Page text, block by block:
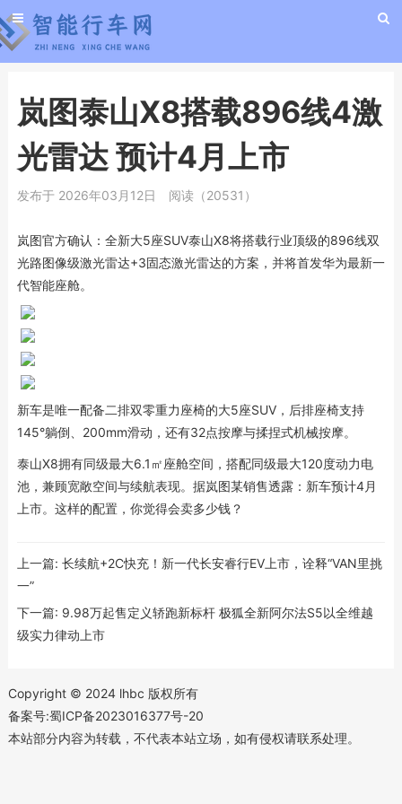
岚图泰山X8搭载896线4激
光雷达 预计4月上市
发布于 2026年03月12日 阅读（20531）
岚图官方确认：全新大5座SUV泰山X8将搭载行业顶级的896线双
光路图像级激光雷达+3固态激光雷达的方案，并将首发华为最新一
代智能座舱。
新车是唯一配备二排双零重力座椅的大5座SUV，后排座椅支持
145°躺倒、200mm滑动，还有32点按摩与揉捏式机械按摩。
泰山X8拥有同级最大6.1㎡座舱空间，搭配同级最大120度动力电
池，兼顾宽敞空间与续航表现。据岚图某销售透露：新车预计4月
上市。这样的配置，你觉得会卖多少钱？
上一篇: 长续航+2C快充！新一代长安睿行EV上市，诠释“VAN里挑
一”
下一篇: 9.98万起售定义轿跑新标杆 极狐全新阿尔法S5以全维越
级实力律动上市
Copyright © 2024 lhbc 版权所有
备案号:蜀ICP备2023016377号-20
本站部分内容为转载，不代表本站立场，如有侵权请联系处理。